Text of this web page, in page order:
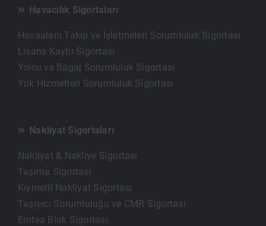
Havacılık Sigortaları
Havaalanı Takip ve İşletmeleri Sorumluluk Sigortası
Lisans Kaybı Sigortası
Yolcu ve Bagaj Sorumluluk Sigortası
Yük Hizmetleri Sorumluluk Sigortası
Nakliyat Sigortaları
Nakliyat & Nakliye Sigortası
Taşıma Sigortası
Kıymetli Nakliyat Sigortası
Taşıyıcı Sorumluluğu ve CMR Sigortası
Emtea Blok Sigortası